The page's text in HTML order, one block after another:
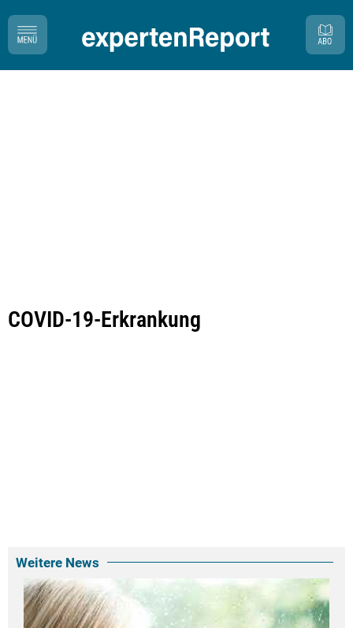
COVID-19-Erkrankung
Weitere News